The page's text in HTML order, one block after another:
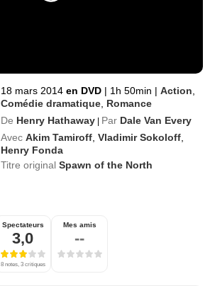
18 mars 2014 en DVD | 1h 50min | Action
Comédie dramatique Romance
De Henry Hathaway | Par Dale Van Every
Avec Akim Tamiroff ,Vladimir Sokoloff
Henry Fonda
Titre originalSpawn of the North
Spectateurs
3,0
8 notes, 3 critiques
Mes amis
--